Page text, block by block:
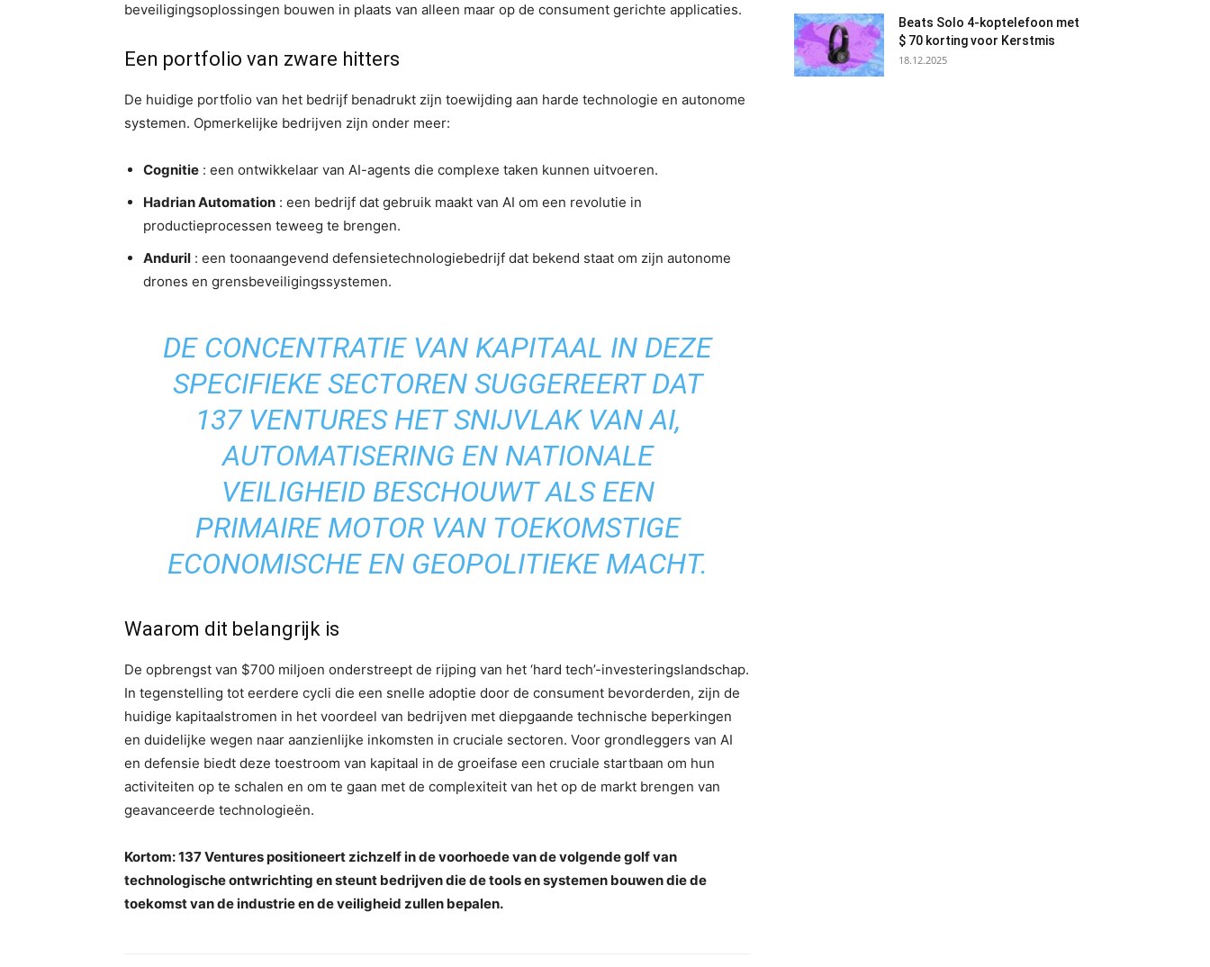
beveiligingsoplossingen bouwen in plaats van alleen maar op de consument gerichte applicaties.
Een portfolio van zware hitters
De huidige portfolio van het bedrijf benadrukt zijn toewijding aan harde technologie en autonome
systemen. Opmerkelijke bedrijven zijn onder meer:
Cognitie : een ontwikkelaar van AI-agents die complexe taken kunnen uitvoeren.
Hadrian Automation : een bedrijf dat gebruik maakt van AI om een ​​revolutie in
productieprocessen teweeg te brengen.
Anduril : een toonaangevend defensietechnologiebedrijf dat bekend staat om zijn autonome
drones en grensbeveiligingssystemen.
DE CONCENTRATIE VAN KAPITAAL IN DEZE
SPECIFIEKE SECTOREN SUGGEREERT DAT
137 VENTURES HET SNIJVLAK VAN AI,
AUTOMATISERING EN NATIONALE
VEILIGHEID BESCHOUWT ALS EEN
PRIMAIRE MOTOR VAN TOEKOMSTIGE
ECONOMISCHE EN GEOPOLITIEKE MACHT.
Waarom dit belangrijk is
De opbrengst van $700 miljoen onderstreept de rijping van het ‘hard tech’-investeringslandschap.
In tegenstelling tot eerdere cycli die een snelle adoptie door de consument bevorderden, zijn de
huidige kapitaalstromen in het voordeel van bedrijven met diepgaande technische beperkingen
en duidelijke wegen naar aanzienlijke inkomsten in cruciale sectoren. Voor grondleggers van AI
en defensie biedt deze toestroom van kapitaal in de groeifase een cruciale startbaan om hun
activiteiten op te schalen en om te gaan met de complexiteit van het op de markt brengen van
geavanceerde technologieën.
Kortom: 137 Ventures positioneert zichzelf in de voorhoede van de volgende golf van
technologische ontwrichting en steunt bedrijven die de tools en systemen bouwen die de
toekomst van de industrie en de veiligheid zullen bepalen.
Beats Solo 4-koptelefoon met
$ 70 korting voor Kerstmis
18.12.2025